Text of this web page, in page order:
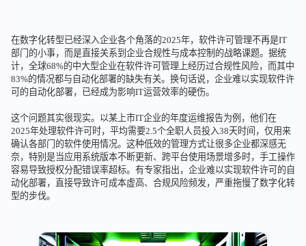
在数字化转型已经深入企业各个角落的2025年，软件许可管理不再是IT
部门的小事，而是直接关系到企业合规性与成本控制的战略课题。据统
计，全球68%的中大型企业在软件许可管理上经历过合规性风险，而其中
83%的情况都与自动化部署的缺失有关。换句话说，企业难以实现软件许
可的自动化部署，已经成为影响IT运营效率的硬伤。
这个问题其实很现实。以某上市IT企业的年度运维报告为例，他们在
2025年处理软件许可时，平均需要2.5个全职人员投入38天时间，仅用来
确认各部门的软件使用情况。这种低效的管理方式让很多企业都深感无
奈，特别是当应用系统版本不断更新、跨平台使用场景增多时，手工操作
容易导致授权分配错误率超标。有专家指出，企业难以实现软件许可的自
动化部署，直接导致许可成本虚高、合规风险频发，严重拖慢了数字化转
型的步伐。